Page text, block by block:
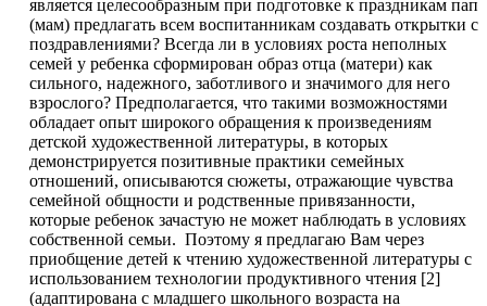
является целесообразным при подготовке к праздникам пап
(мам) предлагать всем воспитанникам создавать открытки с
поздравлениями? Всегда ли в условиях роста неполных
семей у ребенка сформирован образ отца (матери) как
сильного, надежного, заботливого и значимого для него
взрослого? Предполагается, что такими возможностями
обладает опыт широкого обращения к произведениям
детской художественной литературы, в которых
демонстрируется позитивные практики семейных
отношений, описываются сюжеты, отражающие чувства
семейной общности и родственные привязанности,
которые ребенок зачастую не может наблюдать в условиях
собственной семьи. Поэтому я предлагаю Вам через
приобщение детей к чтению художественной литературы с
использованием технологии продуктивного чтения [2]
(адаптирована с младшего школьного возраста на